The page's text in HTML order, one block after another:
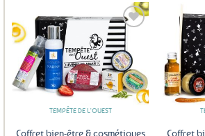
Ajouter
aux
favoris
TEMPÊTE DE L'OUEST
Coffret bien-être & cosmétiques
Coffret